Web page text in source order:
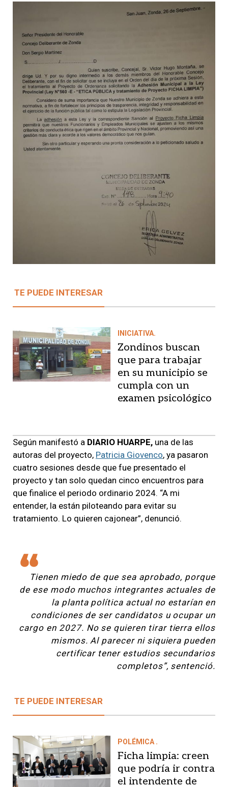
TE PUEDE INTERESAR
INICIATIVA.
Zondinos buscan
que para trabajar
en su municipio se
cumpla con un
examen psicológico
Según manifestó a DIARIO HUARPE, una de las
autoras del proyecto, Patricia Giovenco, ya pasaron
cuatro sesiones desde que fue presentado el
proyecto y tan solo quedan cinco encuentros para
que finalice el periodo ordinario 2024. “A mi
entender, la están piloteando para evitar su
tratamiento. Lo quieren cajonear”, denunció.
Tienen miedo de que sea aprobado, porque
de ese modo muchos integrantes actuales de
la planta política actual no estarían en
condiciones de ser candidatos u ocupar un
cargo en 2027. No se quieren tirar tierra ellos
mismos. Al parecer ni siquiera pueden
certificar tener estudios secundarios
completos”, sentenció.
TE PUEDE INTERESAR
POLÉMICA .
Ficha limpia: creen
que podría ir contra
el intendente de